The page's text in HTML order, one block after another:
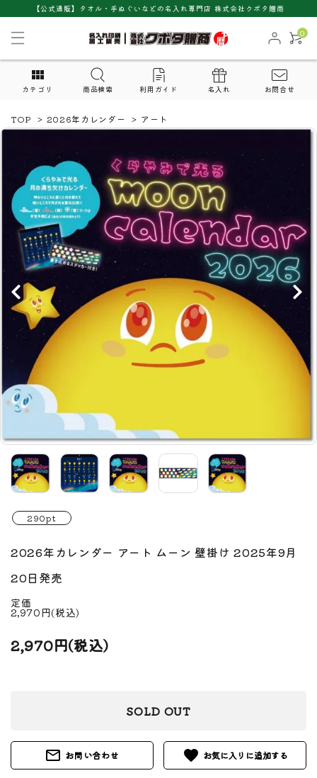
【公式通販】タオル・手ぬぐいなどの名入れ専門店 株式会社クボタ贈商
0
カテゴリ 商品検索 利用ガイド 名入れ お問合せ
TOP > 2026年カレンダー > アート
290pt
2026年カレンダー アート ムーン 壁掛け 2025年9月
20日発売
定価
2,970円(税込)
2,970円(税込)
SOLD OUT
mail_outline お問い合わせ favorite